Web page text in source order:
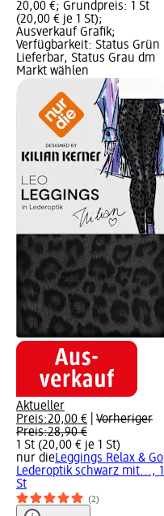
20,00 €; Grundpreis: 1 St
(20,00 € je 1 St);
Ausverkauf Grafik;
Verfügbarkeit: Status Grün
Lieferbar, Status Grau dm
Markt wählen
Aktueller
Preis:20,00 €
Vorheriger
Preis:28,90 €
1 St (20,00 € je 1 St)
nur dieLeggings Relax & Go
Lederoptik schwarz mit..., 1
St
(2)